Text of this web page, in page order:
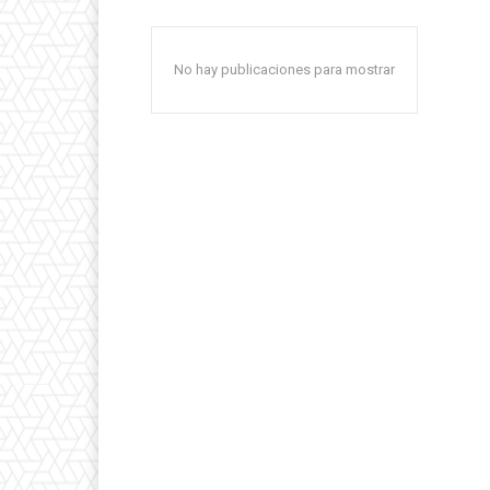
No hay publicaciones para mostrar